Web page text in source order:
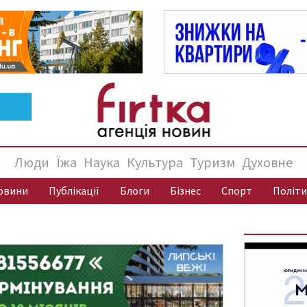
Люди Їжа Наука Культура Туризм Духовне
Публікації Блоги Бізнес Спорт